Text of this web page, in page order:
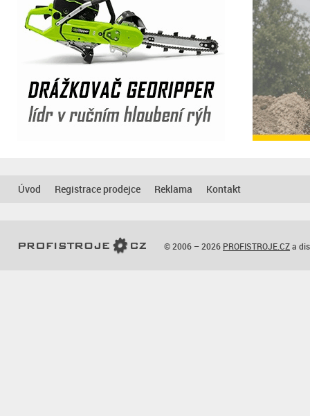
Úvod Registrace prodejce Reklama Kontakt
© 2006 – 2026 PROFISTROJE.CZa